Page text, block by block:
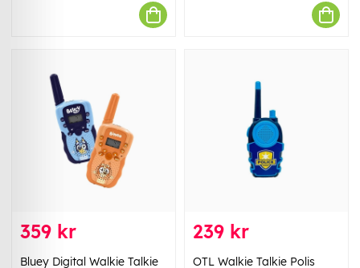
359 kr
Bluey Digital Walkie Talkie
239 kr
OTL Walkie Talkie Polis